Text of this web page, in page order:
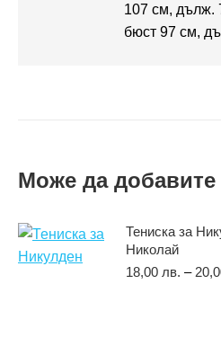
107 см, дълж.
бюст 97 см,
Може да
Тениска за
Николай
18,00 лв. –